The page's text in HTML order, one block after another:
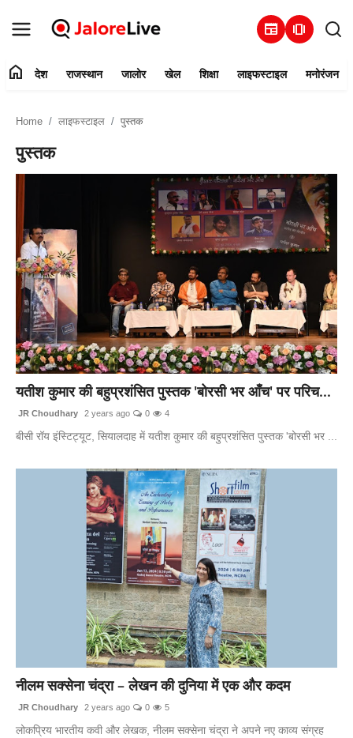
newspaper amp_stories
देश
राजस्थान
जालोर
खेल
शिक्षा
लाइफस्टाइल
मनोरंजन
home देश राजस्थान जालोर खेल शिक्षा लाइफस्टाइल मनोरंजन
Home लाइफस्टाइल पुस्तक
पुस्तक
यतीश कुमार की बहुप्रशंसित पुस्तक 'बोरसी भर आँच' पर परिच...
JR Choudhary 2 years ago 0 4
बीसी रॉय इंस्टिट्यूट, सियालदाह में यतीश कुमार की बहुप्रशंसित पुस्तक 'बोरसी भर ...
नीलम सक्सेना चंद्रा – लेखन की दुनिया में एक और कदम
JR Choudhary 2 years ago 0 5
लोकप्रिय भारतीय कवी और लेखक, नीलम सक्सेना चंद्रा ने अपने नए काव्य संग्रह